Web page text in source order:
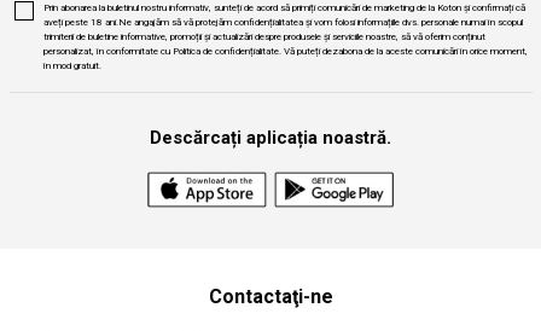
Prin abonarea la buletinul nostru informativ, sunteți de acord să primiți comunicări de marketing de la Koton și confirmați că
aveți peste 18 ani.Ne angajăm să vă protejăm confidențialitatea și vom folosi informațiile dvs. personale numai în scopul
trimiterii de buletine informative, promoții și actualizări despre produsele și serviciile noastre, să vă oferim conținut
personalizat, în conformitate cu Politica de confidențialitate. Vă puteți dezabona de la aceste comunicări în orice moment,
în mod gratuit.
Descărcați aplicația noastră.
Contactaţi-ne